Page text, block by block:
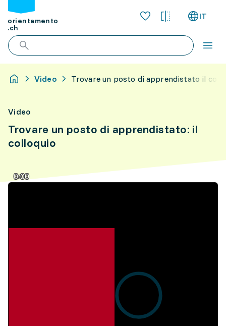
orientamento
.ch
IT
Video Trovare un posto di apprendistato il
Video
Trovare un posto di apprendistato: il
colloquio
0:00